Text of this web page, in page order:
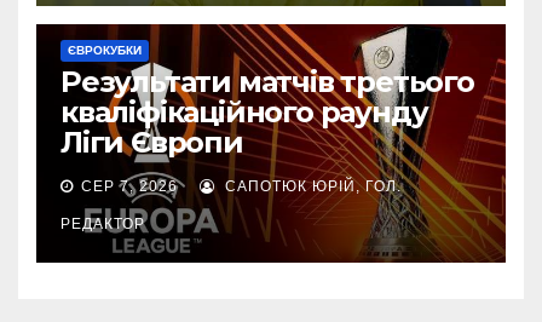
ЄВРОКУБКИ
Результати матчів третього
кваліфікаційного раунду
Ліги Європи
СЕР 7, 2026 САПОТЮК ЮРІЙ, ГОЛ.
РЕДАКТОР